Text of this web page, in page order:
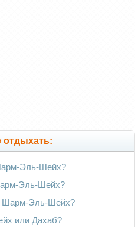
отдыхать:
Эль-Шейх?
Эль-Шейх?
Шарм-Эль-Шейх?
или Дахаб?